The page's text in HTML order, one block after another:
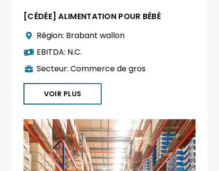
[CÉDÉE] ALIMENTATION POUR BÉBÉ
Région: Brabant wallon
EBITDA: N.C.
Secteur:Commerce de gros
VOIR PLUS